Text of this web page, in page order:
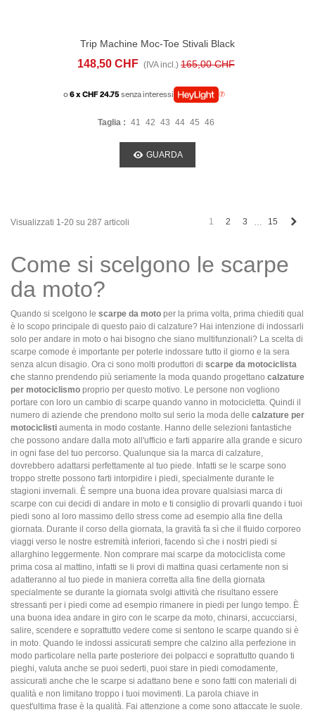
Trip Machine Moc-Toe Stivali Black
148,50 CHF (IVA incl.) 165,00 CHF
o6 x CHF 24.75senza interessi
Taglia : 41 42 43 44 45 46
GUARDA
Visualizzati 1-20 su 287 articoli 1 2 3 15
Come si scelgono le scarpe
da moto?
Quando si scelgono le scarpe da moto per la prima volta, prima chiediti qual
è lo scopo principale di questo paio di calzature? Hai intenzione di indossarli
solo per andare in moto o hai bisogno che siano multifunzionali? La scelta di
scarpe comode è importante per poterle indossare tutto il giorno e la sera
senza alcun disagio. Ora ci sono molti produttori di scarpe da motociclista
c he stanno prendendo più seriamente la moda quando progettano calzature
per motociclismo proprio per questo motivo. Le persone non vogliono
portare con loro un cambio di scarpe quando vanno in motocicletta. Quindi il
numero di aziende che prendono molto sul serio la moda delle calzature per
motociclisti aumenta in modo costante. Hanno delle selezioni fantastiche
che possono andare dalla moto all'ufficio e farti apparire alla grande e sicuro
in ogni fase del tuo percorso. Qualunque sia la marca di calzature,
dovrebbero adattarsi perfettamente al tuo piede. Infatti se le scarpe sono
troppo strette possono farti intorpidire i piedi, specialmente durante le
stagioni invernali. È sempre una buona idea provare qualsiasi marca di
scarpe con cui decidi di andare in moto e ti consiglio di provarli quando i tuoi
piedi sono al loro massimo dello stress come ad esempio alla fine della
giornata. Durante il corso della giornata, la gravità fa sì che il fluido corporeo
viaggi verso le nostre estremità inferiori, facendo sì che i nostri piedi si
allarghino leggermente. Non comprare mai scarpe da motociclista come
prima cosa al mattino, infatti se li provi di mattina quasi certamente non si
adatteranno al tuo piede in maniera corretta alla fine della giornata
specialmente se durante la giornata svolgi attività che risultano essere
stressanti per i piedi come ad esempio rimanere in piedi per lungo tempo. È
una buona idea andare in giro con le scarpe da moto, chinarsi, accucciarsi,
salire, scendere e soprattutto vedere come si sentono le scarpe quando si è
in moto. Quando le indossi assicurati sempre che calzino alla perfezione in
modo particolare nella parte posteriore dei polpacci e soprattutto quando ti
pieghi, valuta anche se puoi sederti, puoi stare in piedi comodamente,
assicurati anche che le scarpe si adattano bene e sono fatti con materiali di
qualità e non limitano troppo i tuoi movimenti. La parola chiave in
quest'ultima frase è la qualità. Fai attenzione a come sono attaccate le suole.